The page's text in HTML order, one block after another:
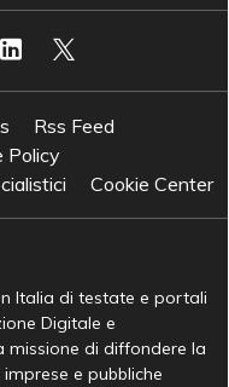
Rss Feed
Policy
Cookie Center
Italia di testate e portali
Digitale e
missione di diffondere la
e pubbliche